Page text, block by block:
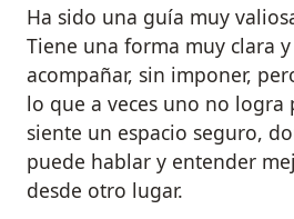
Ha sido una guía muy
Tiene una forma muy clara
acompañar, sin imponer,
lo que a veces uno no logra
siente un espacio seguro,
puede hablar y entender
desde otro lugar.